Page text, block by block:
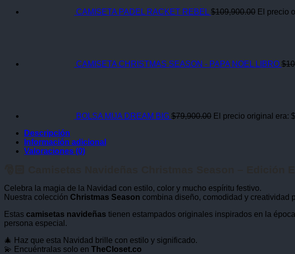
CAMISETA PADEL RACKET REBEL $109,900.00 El precio
CAMISETA CHRISTMAS SEASON - PAPA NOEL LIBRO $
BOLSA MIJA DREAM BIG $79,900.00 El precio original era:
Descripción
Información adicional
Valoraciones (0)
Celebra la magia de la Navidad con estilo, color y mucho espíritu festivo.
Nuestra colección Christmas Season combina diseño, comodidad y creatividad
Estas camisetas navideñas tienen estampados originales inspirados en la
persona especial.
🎄 Haz que esta Navidad brille con estilo y significado.
💫 Encuéntralas solo en TheCloset.co